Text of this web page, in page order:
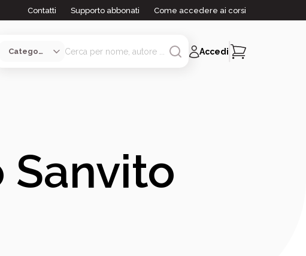
Contatti Supporto abbonati Come accedere ai corsi
Accedi
Sanvito